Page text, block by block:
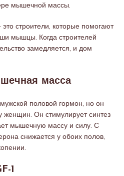
мышечной массы.
строители, которые помогают
мышцы. Когда строителей
замедляется, и дом
масса
половой гормон, но он
женщин. Он стимулирует синтез
мышечную массу и силу. С
снижается у обоих полов,
1